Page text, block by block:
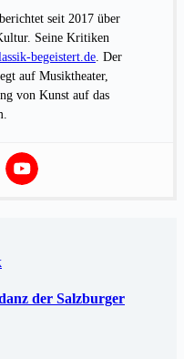
seit 2017 über
Seine Kritiken
begeistert.de . Der
auf Musiktheater,
von Kunst auf das
der Salzburger